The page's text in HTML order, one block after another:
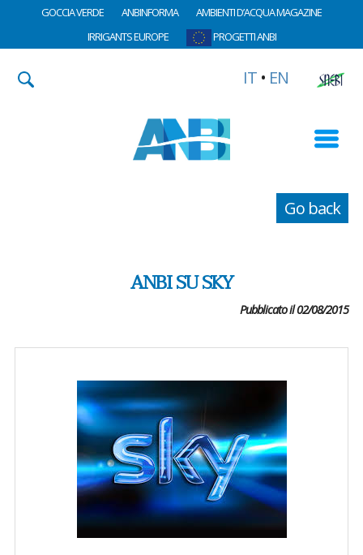
GOCCIA VERDE ANBINFORMA
AMBIENTI D’ACQUA MAGAZINE
IRRIGANTS EUROPE
PROGETTI ANBI
IT • EN
Go back
ANBI SU SKY
Pubblicato il 02/08/2015